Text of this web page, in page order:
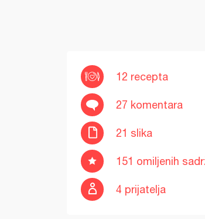
12 recepta
27 komentara
21 slika
151 omiljenih
4 prijatelja